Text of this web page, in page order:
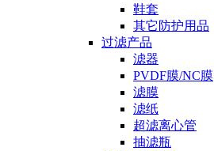
鞋套
其它防护用品
过滤产品
滤器
PVDF膜/NC膜
滤膜
滤纸
超滤离心管
抽滤瓶